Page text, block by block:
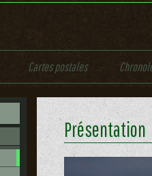
Cartes postales
Présentation